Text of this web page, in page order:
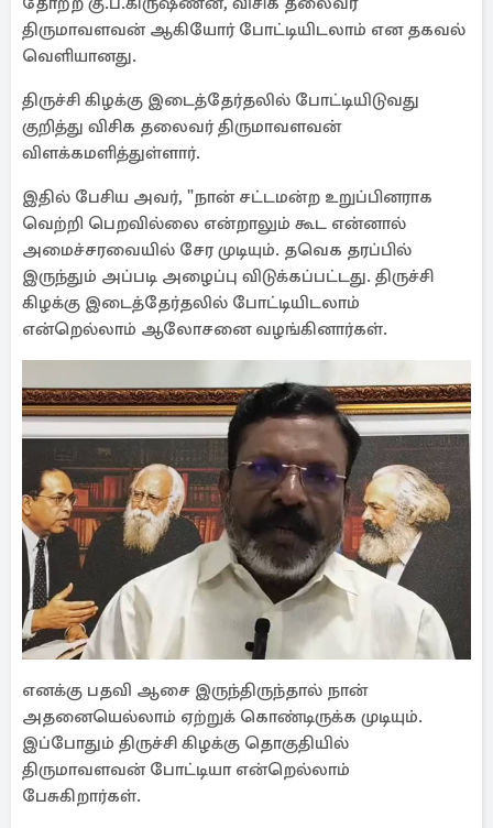
திருமாவளவன் ஆகியோர் போட்டியிடலாம் என தகவல்
வெளியானது.
திருச்சி கிழக்கு இடைத்தேர்தலில் போட்டியிடுவது
குறித்து விசிக தலைவர் திருமாவளவன்
விளக்கமளித்துள்ளார்.
இதில் பேசிய அவர், "நான் சட்டமன்ற உறுப்பினராக
வெற்றி பெறவில்லை என்றாலும் கூட என்னால்
அமைச்சரவையில் சேர முடியும். தவெக தரப்பில்
இருந்தும் அப்படி அழைப்பு விடுக்கப்பட்டது. திருச்சி
கிழக்கு இடைத்தேர்தலில் போட்டியிடலாம்
என்றெல்லாம் ஆலோசனை வழங்கினார்கள்.
எனக்கு பதவி ஆசை இருந்திருந்தால் நான்
அதனையெல்லாம் ஏற்றுக் கொண்டிருக்க முடியும்.
இப்போதும் திருச்சி கிழக்கு தொகுதியில்
திருமாவளவன் போட்டியா என்றெல்லாம்
பேசுகிறார்கள்.